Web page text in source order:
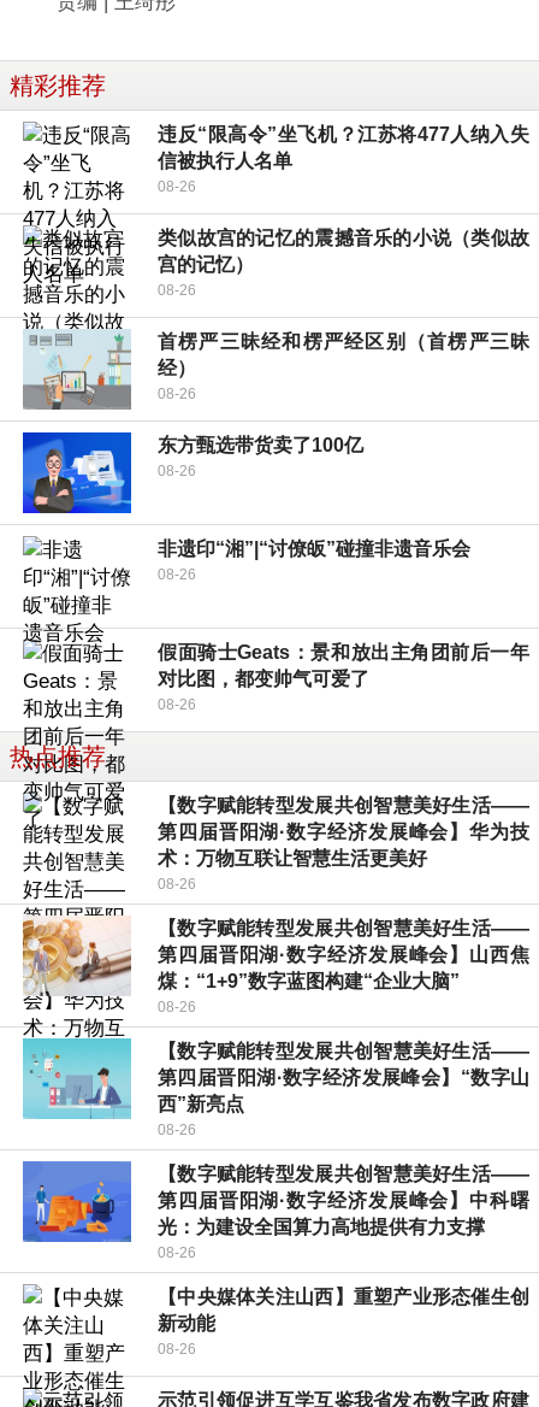
精彩推荐
违反“限高令”坐飞机？江苏将477人纳入失
信被执行人名单
08-26
类似故宫的记忆的震撼音乐的小说（类似故
宫的记忆）
08-26
首楞严三昧经和楞严经区别（首楞严三昧
经）
08-26
东方甄选带货卖了100亿
08-26
非遗印“湘”|“讨僚皈”碰撞非遗音乐会
08-26
假面骑士Geats：景和放出主角团前后一年
对比图，都变帅气可爱了
08-26
热点推荐
【数字赋能转型发展共创智慧美好生活——
第四届晋阳湖·数字经济发展峰会】华为技
术：万物互联让智慧生活更美好
08-26
【数字赋能转型发展共创智慧美好生活——
第四届晋阳湖·数字经济发展峰会】山西焦
煤：“1+9”数字蓝图构建“企业大脑”
08-26
【数字赋能转型发展共创智慧美好生活——
第四届晋阳湖·数字经济发展峰会】“数字山
西”新亮点
08-26
【数字赋能转型发展共创智慧美好生活——
第四届晋阳湖·数字经济发展峰会】中科曙
光：为建设全国算力高地提供有力支撑
08-26
【中央媒体关注山西】重塑产业形态催生创
新动能
08-26
示范引领促进互学互鉴我省发布数字政府建